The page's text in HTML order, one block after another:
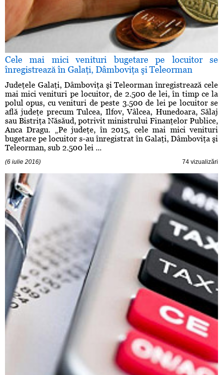
Cele mai mici venituri bugetare pe locuitor se
înregistrează în Galaţi, Dâmboviţa şi Teleorman
Judeţele Galaţi, Dâmboviţa şi Teleorman înregistrează cele
mai mici venituri pe locuitor, de 2.500 de lei, în timp ce la
polul opus, cu venituri de peste 3.500 de lei pe locuitor se
află judeţe precum Tulcea, Ilfov, Vâlcea, Hunedoara, Sălaj
sau Bistriţa Năsăud, potrivit ministrului Finanţelor Publice,
Anca Dragu. „Pe judeţe, în 2015, cele mai mici venituri
bugetare pe locuitor s-au înregistrat în Galaţi, Dâmboviţa şi
Teleorman, sub 2.500 lei ...
(6 iulie 2016) 74 vizualizări